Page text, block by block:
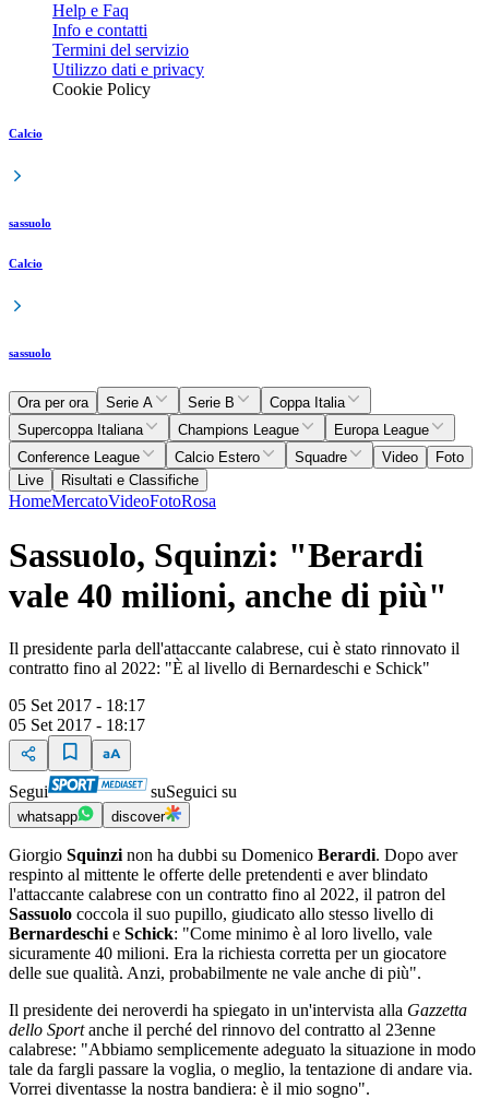
Help e Faq
Info e contatti
Termini del servizio
Utilizzo dati e privacy
Cookie Policy
Calcio
sassuolo
Calcio
sassuolo
Ora per ora Serie A Serie B
Coppa Italia
Supercoppa Italiana
Champions League
Europa League
Conference League
Calcio Estero Squadre Video
Foto
Live
Risultati e Classifiche
HomeMercatoVideoFotoRosa
Sassuolo, Squinzi: "Berardi
vale 40 milioni, anche di più"
Il presidente parla dell'attaccante calabrese, cui è stato rinnovato il
contratto fino al 2022: "È al livello di Bernardeschi e Schick"
05 Set 2017 - 18:17
05 Set 2017 - 18:17
Segui suSeguici su
whatsapp discover
Giorgio Squinzi non ha dubbi su Domenico Berardi. Dopo aver
respinto al mittente le offerte delle pretendenti e aver blindato
l'attaccante calabrese con un contratto fino al 2022, il patron del
Sassuolo coccola il suo pupillo, giudicato allo stesso livello di
Bernardeschi e Schick: "Come minimo è al loro livello, vale
sicuramente 40 milioni. Era la richiesta corretta per un giocatore
delle sue qualità. Anzi, probabilmente ne vale anche di più".
Il presidente dei neroverdi ha spiegato in un'intervista alla Gazzetta
dello Sportanche il perché del rinnovo del contratto al 23enne
calabrese: "Abbiamo semplicemente adeguato la situazione in modo
tale da fargli passare la voglia, o meglio, la tentazione di andare via.
Vorrei diventasse la nostra bandiera: è il mio sogno".